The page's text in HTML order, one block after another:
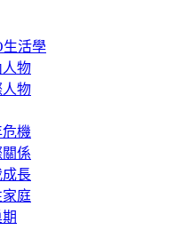
生活學
人物
人物
機
關係
成長
家庭